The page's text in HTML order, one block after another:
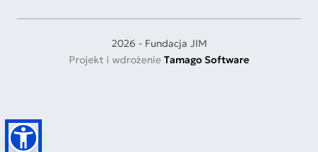
2026 - Fundacja JIM
Projekt i wdrożenie Tamago Software